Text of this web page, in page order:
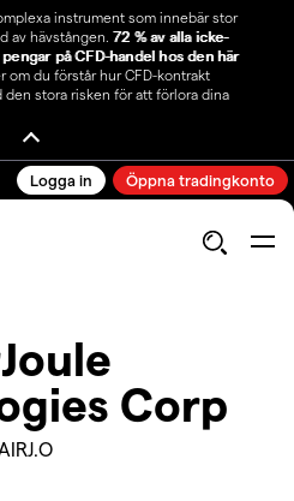
instrument som innebär stor
av hävstången. 72 % av alla icke-
på CFD-handel hos den här
om du förstår hur CFD-kontrakt
stora risken för att förlora dina
Logga in Öppna tradingkonto
Corp